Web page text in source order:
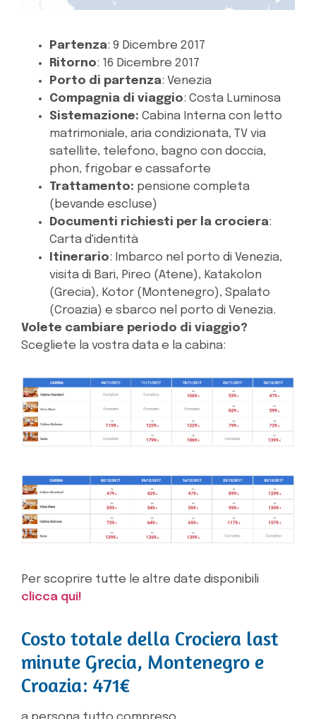
Partenza: 9 Dicembre 2017
Ritorno: 16 Dicembre 2017
Porto di partenza: Venezia
Compagnia di viaggio: Costa Luminosa
Sistemazione: Cabina Interna con letto
matrimoniale, aria condizionata, TV via
satellite, telefono, bagno con doccia,
phon, frigobar e cassaforte
Trattamento: pensione completa
(bevande escluse)
Documenti richiesti per la crociera:
Carta d'identità
Itinerario: Imbarco nel porto di Venezia,
visita di Bari, Pireo (Atene), Katakolon
(Grecia), Kotor (Montenegro), Spalato
(Croazia) e sbarco nel porto di Venezia.
Volete cambiare periodo di viaggio?
Scegliete la vostra data e la cabina:
Per scoprire tutte le altre date disponibili
clicca qui!
Costo totale della Crociera last
minute Grecia, Montenegro e
Croazia: 471€